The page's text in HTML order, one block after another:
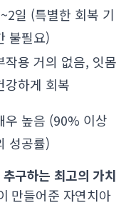
일 (특별한 회복 기
불필요)
작용 거의 없음, 잇몸
강하게 회복
우 높음 (90% 이상
성공률)
구하는 최고의 가치
만들어준 자연치아